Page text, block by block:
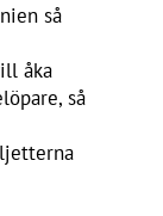
så
åka
så